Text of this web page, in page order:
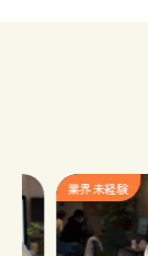
業界未経験